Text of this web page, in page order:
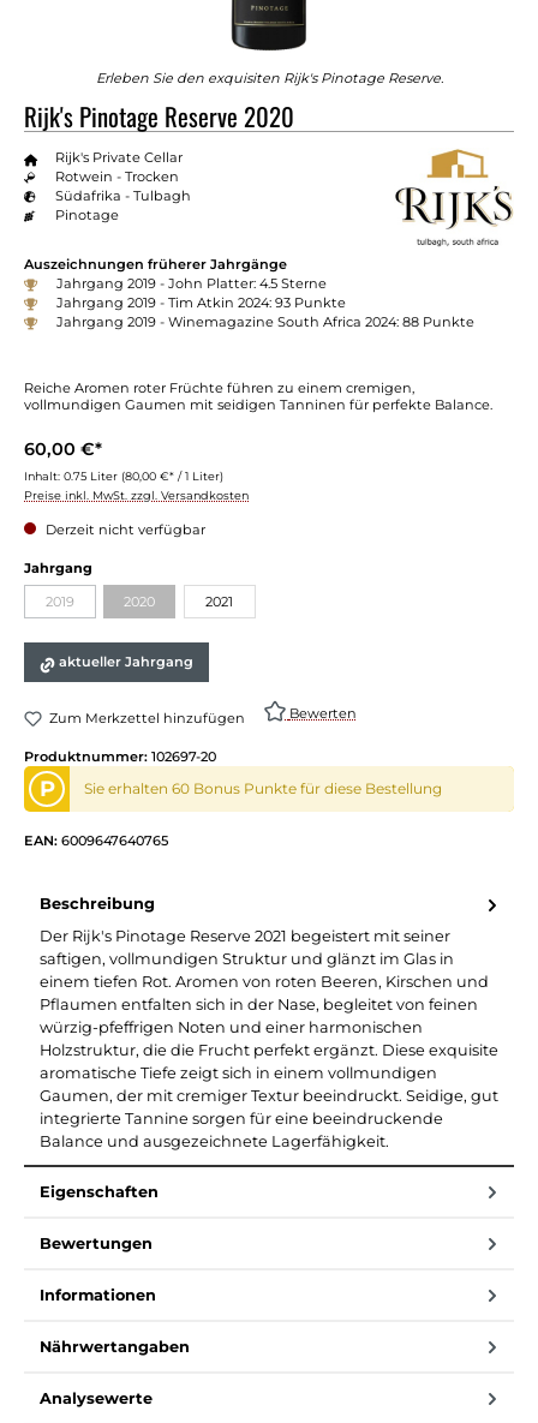
Erleben Sie den exquisiten Rijk's Pinotage Reserve.
Rijk's Pinotage Reserve 2020
Rijk's Private Cellar
Rotwein - Trocken
Südafrika - Tulbagh
Pinotage
Auszeichnungen früherer Jahrgänge
Jahrgang 2019 - John Platter: 4.5 Sterne
Jahrgang 2019 - Tim Atkin 2024: 93 Punkte
Jahrgang 2019 - Winemagazine South Africa 2024: 88 Punkte
Reiche Aromen roter Früchte führen zu einem cremigen,
vollmundigen Gaumen mit seidigen Tanninen für perfekte Balance.
60,00 €*
Inhalt: 0.75 Liter (80,00 €* / 1 Liter)
Preise inkl. MwSt. zzgl. Versandkosten
Derzeit nicht verfügbar
Jahrgang
2019(Diese Option ist zurzeit nicht verfügbar.)
2020(Diese Option ist zurzeit nicht verfügbar.)
2021
aktueller Jahrgang
Zum Merkzettel hinzufügen Bewerten
Produktnummer: 102697-20
P Sie erhalten 60 Bonus Punkte für diese Bestellung
EAN: 6009647640765
Beschreibung
Der Rijk's Pinotage Reserve 2021 begeistert mit seiner
saftigen, vollmundigen Struktur und glänzt im Glas in
einem tiefen Rot. Aromen von roten Beeren, Kirschen und
Pflaumen entfalten sich in der Nase, begleitet von feinen
würzig-pfeffrigen Noten und einer harmonischen
Holzstruktur, die die Frucht perfekt ergänzt. Diese exquisite
aromatische Tiefe zeigt sich in einem vollmundigen
Gaumen, der mit cremiger Textur beeindruckt. Seidige, gut
integrierte Tannine sorgen für eine beeindruckende
Balance und ausgezeichnete Lagerfähigkeit.
Eigenschaften
Bewertungen
Informationen
Nährwertangaben
Analysewerte